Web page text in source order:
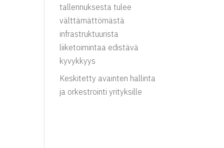
tallennuksesta tulee
välttämättömästä
infrastruktuurista
liiketoimintaa edistävä
kyvykkyys
Keskitetty avainten hallinta
ja orkestrointi yrityksille